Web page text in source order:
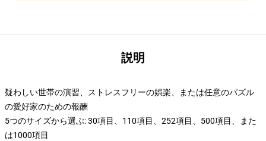
説明
疑わしい世帯の演習、ストレスフリーの娯楽、または任意のパズル
の愛好家のための報酬
5つのサイズから選ぶ: 30項目、110項目、252項目、500項目、また
は1000項目